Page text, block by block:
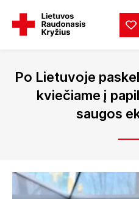
Po Lietuvoje
kviečiame į
saugos